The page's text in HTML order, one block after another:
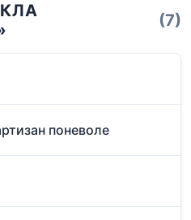
(7)
поневоле